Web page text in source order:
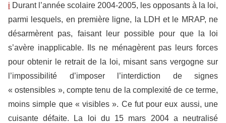
i Durant l’année scolaire 2004-2005, les opposants à la loi,
parmi lesquels, en première ligne, la LDH et le MRAP, ne
désarmèrent pas, faisant leur possible pour que la loi
s’avère inapplicable. Ils ne ménagèrent pas leurs forces
pour obtenir le retrait de la loi, misant sans vergogne sur
l’impossibilité d’imposer l’interdiction de signes
« ostensibles », compte tenu de la complexité de ce terme,
moins simple que « visibles ». Ce fut pour eux aussi, une
cuisante défaite. La loi du 15 mars 2004 a neutralisé